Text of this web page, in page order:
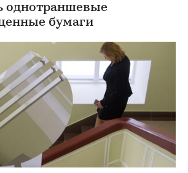
однотраншевые
бумаги